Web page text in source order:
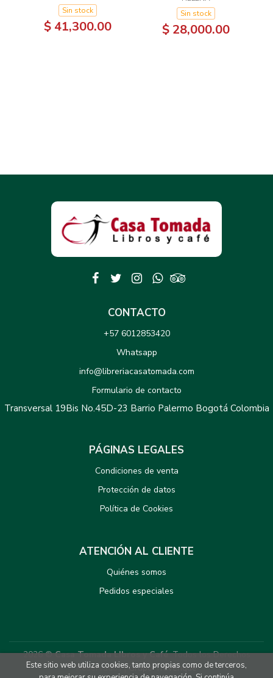
Sin stock
$ 41,300.00
Sin stock
$ 28,000.00
CONTACTO
+57 6012853420
Whatsapp
info@libreriacasatomada.com
Formulario de contacto
Transversal 19Bis No.45D-23 Barrio Palermo Bogotá Colombia
PÁGINAS LEGALES
Condiciones de venta
Protección de datos
Política de Cookies
ATENCIÓN AL CLIENTE
Quiénes somos
Pedidos especiales
2026 ©Casa Tomada LIbros y Café. Todos los Derechos
Reservados |Grupo Trevenque
Este sitio web utiliza cookies, tanto propias como de terceros,